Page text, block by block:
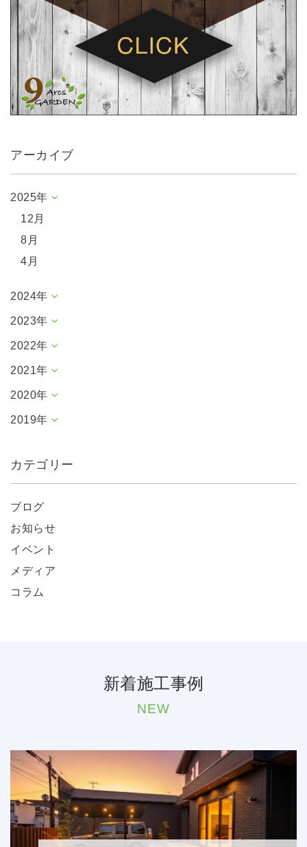
アーカイブ
2025年
12月
8月
4月
2024年
2023年
2022年
2021年
2020年
2019年
カテゴリー
ブログ
お知らせ
イベント
メディア
コラム
新着施工事例
NEW